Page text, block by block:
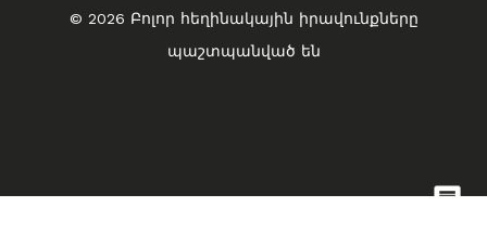
© 2026 Բոլոր հեղինակային իրավունքները
պաշտպանված են